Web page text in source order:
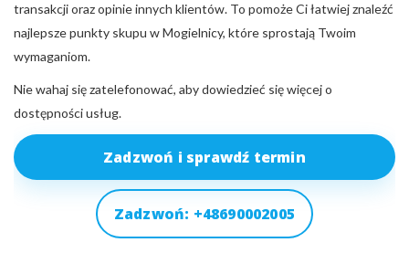
transakcji oraz opinie innych klientów. To pomoże Ci łatwiej znaleźć
najlepsze punkty skupu w Mogielnicy, które sprostają Twoim
wymaganiom.
Nie wahaj się zatelefonować, aby dowiedzieć się więcej o
dostępności usług.
Zadzwoń i sprawdź termin
Zadzwoń: +48690002005